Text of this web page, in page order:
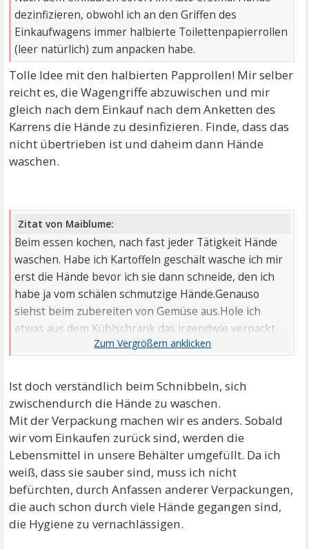
dezinfizieren, obwohl ich an den Griffen des
Einkaufwagens immer halbierte Toilettenpapierrollen
(leer natürlich) zum anpacken habe.
Tolle Idee mit den halbierten Papprollen! Mir selber
reicht es, die Wagengriffe abzuwischen und mir
gleich nach dem Einkauf nach dem Anketten des
Karrens die Hände zu desinfizieren. Finde, dass das
nicht übertrieben ist und daheim dann Hände
waschen.
Zitat von Maiblume:
Beim essen kochen, nach fast jeder Tätigkeit Hände
waschen. Habe ich Kartoffeln geschält wasche ich mir
erst die Hände bevor ich sie dann schneide, den ich
habe ja vom schälen schmutzige Hände.Genauso
siehst beim zubereiten von Gemüse aus.Hole ich
etwas aus dem Kühlschrank das irgendwie verpackt
war, danach erst Hände waschen und weiter machen.
Ist doch verständlich beim Schnibbeln, sich
zwischendurch die Hände zu waschen.
Mit der Verpackung machen wir es anders. Sobald
wir vom Einkaufen zurück sind, werden die
Lebensmittel in unsere Behälter umgefüllt. Da ich
weiß, dass sie sauber sind, muss ich nicht
befürchten, durch Anfassen anderer Verpackungen,
die auch schon durch viele Hände gegangen sind,
die Hygiene zu vernachlässigen.